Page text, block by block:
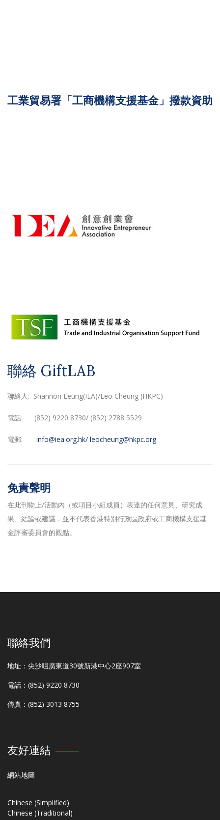
工業貿易署「工商機構支援基金」撥款資助
聯絡 GiftLAB
聯絡人: Shannon Leung(IEA)/Leo Cheung (HKPC)
電話: (852) 9220 8730/ (852) 2788 5529
電郵: info@iea.org.hk/ leocheung@hkpc.org
免責聲明
在此刊物上/活動內（或項目小組成員）表達的任何意見、研究成
果、結論或建議，並不代表香港特別行政區政府或工商機構支援基
金評審委員會的觀點。
聯絡我們
地址：尖沙咀廣東道30號新港中心2座907室
電話：(852) 9220 8730
傳真：(852) 3013 8755
友好連結
網站地圖
Chinese (Simplified)
Chinese (Traditional)